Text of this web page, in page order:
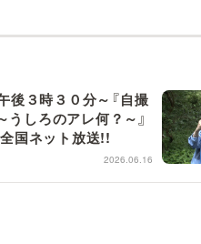
説が読める！「生！池上彰×山里亮
後３時３０分～『自撮
うしろのアレ何？～』
国ネット放送!!
2026.06.16